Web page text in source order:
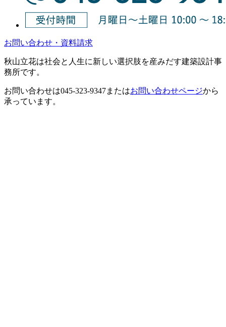
お問い合わせ・資料請求
秋山立花は社会と人生に新しい選択肢を産みだす建築設計事
務所です。
お問い合わせは045-323-9347またはお問い合わせページから
承っています。